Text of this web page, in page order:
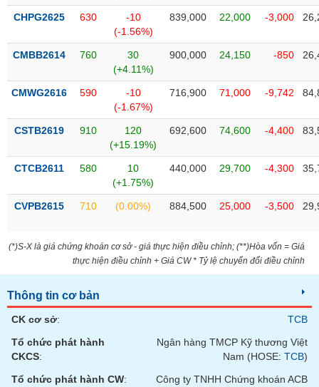
CHPG2625 630
-10
(-1.56%)
839,000 22,000 -3,000
CMBB2614 760
30
(+4.11%)
900,000 24,150 -850
CMWG2616 590
-10
(-1.67%)
716,900 71,000 -9,742
CSTB2619 910
120
(+15.19%)
692,600 74,600 -4,400
CTCB2611 580
10
(+1.75%)
440,000 29,700 -4,300
CVPB2615 710 (0.00%) 884,500 25,000 -3,500
(*)S-X là giá chứng khoán cơ sở - giá thực hiện điều chỉnh; (**)Hòa vốn = Giá
thực hiện điều chỉnh + Giá CW * Tỷ lệ chuyển đổi điều chỉnh
Thông tin cơ bản
CK cơ sở:
TCB
Tổ chức phát hành
CKCS:
Ngân hàng TMCP Kỹ thương Việt
Nam (HOSE: TCB)
Tổ chức phát hành CW: Công ty TNHH Chứng khoán ACB
CHĂM
SỨC
TÀI
NGHỆ
THÔNG
TIN
DỊCH